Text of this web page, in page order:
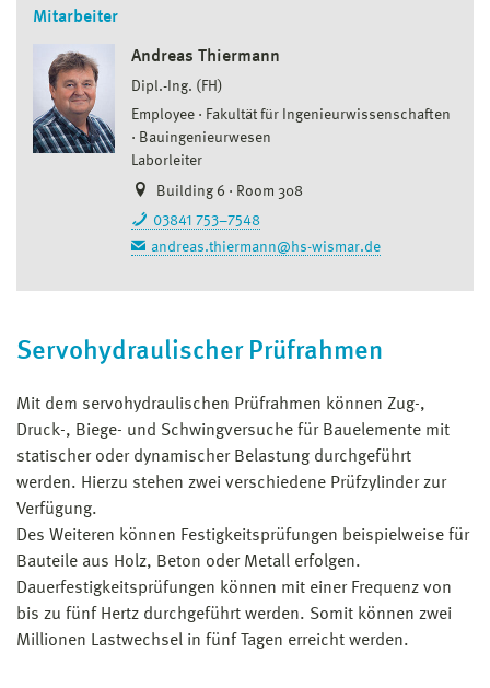
Mitarbeiter
Andreas Thiermann
Dipl.-Ing. (FH)
Employee
Fakultät für Ingenieurwissenschaften
Bauingenieurwesen
Laborleiter
Building 6 · Room 308
03841 753–7548
andreas.thiermann@hs-wismar.de
Servohydraulischer Prüfrahmen
Mit dem servohydraulischen Prüfrahmen können Zug-,
Druck-, Biege- und Schwingversuche für Bauelemente mit
statischer oder dynamischer Belastung durchgeführt
werden. Hierzu stehen zwei verschiedene Prüfzylinder zur
Verfügung.
Des Weiteren können Festigkeitsprüfungen beispielweise für
Bauteile aus Holz, Beton oder Metall erfolgen.
Dauerfestigkeitsprüfungen können mit einer Frequenz von
bis zu fünf Hertz durchgeführt werden. Somit können zwei
Millionen Lastwechsel in fünf Tagen erreicht werden.